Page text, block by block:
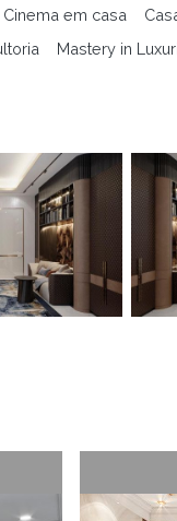
Cinema em casa
Mastery in